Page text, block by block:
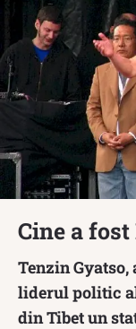
Cine a
Tenzin
liderul politic
din Tibet un